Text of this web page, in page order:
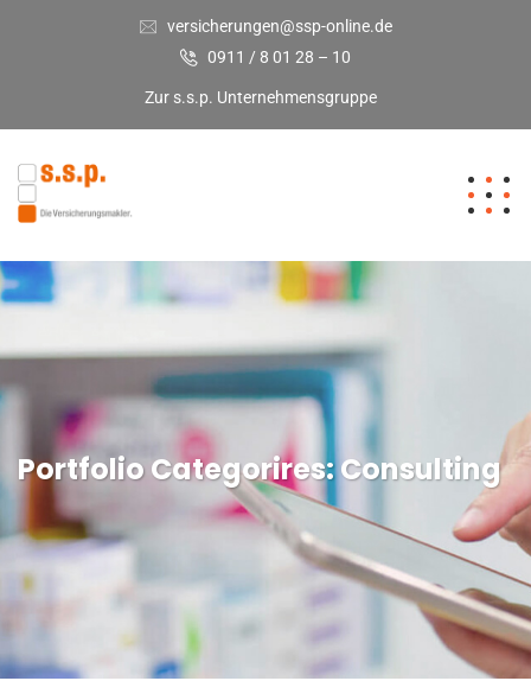
versicherungen@ssp-online.de
0911 / 8 01 28 – 10
Zur s.s.p. Unternehmensgruppe
Portfolio Categorires:Consulting